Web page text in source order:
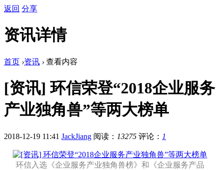
返回 分享
资讯详情
首页 ›资讯 › 查看内容
[资讯] 环信荣登“2018企业服务
产业独角兽”等两大榜单
2018-12-19 11:41 JackJiang 阅读： 13275 评论： 1
环信入选《企业服务产业独角兽榜》和《企业服务产品